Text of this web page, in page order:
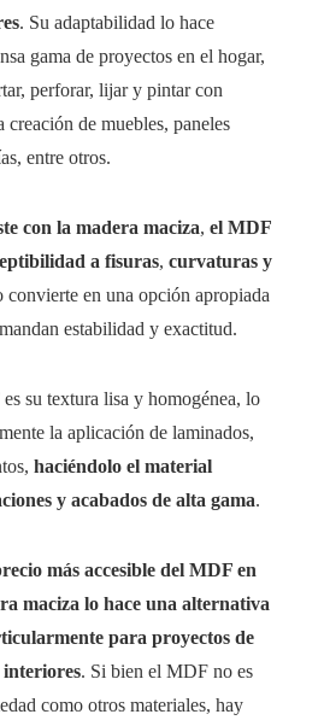
. Su adaptabilidad lo hace
gama de proyectos en el hogar,
perforar, lijar y pintar con
de muebles, paneles
entre otros.
con la madera maciza, el MDF
a fisuras, curvaturas y
convierte en una opción apropiada
estabilidad y exactitud.
su textura lisa y homogénea, lo
la aplicación de laminados,
haciéndolo el material
y acabados de alta gama.
más accesible del MDF en
maciza lo hace una alternativa
para proyectos de
interiores. Si bien el MDF no es
como otros materiales, hay